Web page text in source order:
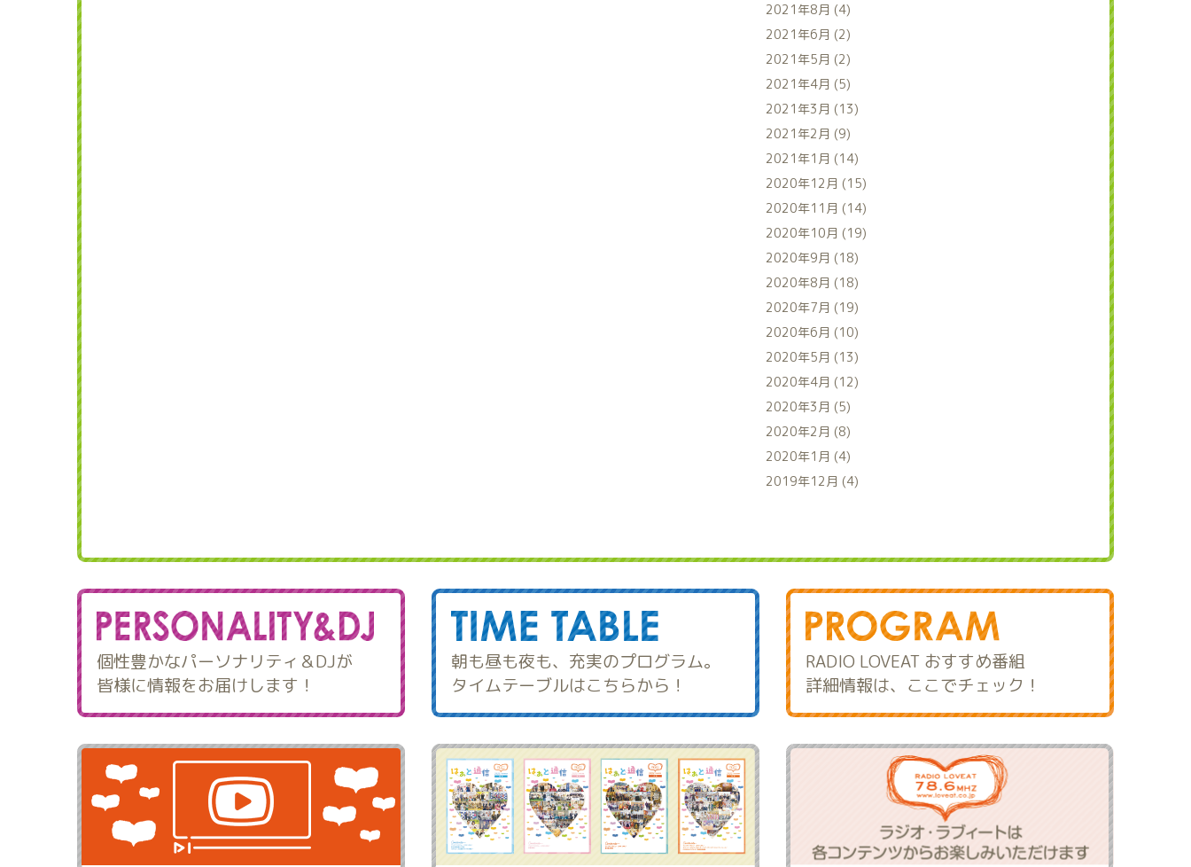
2021年8月 (4)
2021年6月 (2)
2021年5月 (2)
2021年4月 (5)
2021年3月 (13)
2021年2月 (9)
2021年1月 (14)
2020年12月 (15)
2020年11月 (14)
2020年10月 (19)
2020年9月 (18)
2020年8月 (18)
2020年7月 (19)
2020年6月 (10)
2020年5月 (13)
2020年4月 (12)
2020年3月 (5)
2020年2月 (8)
2020年1月 (4)
2019年12月 (4)
個性豊かなパーソナリティ＆DJが
皆様に情報をお届けします！
朝も昼も夜も、充実のプログラム。
タイムテーブルはこちらから！
RADIO LOVEAT おすすめ番組
詳細情報は、ここでチェック！